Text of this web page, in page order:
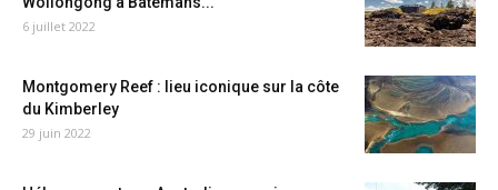
6 juillet 2022
Montgomery Reef : lieu iconique sur la côte
du Kimberley
29 juin 2022